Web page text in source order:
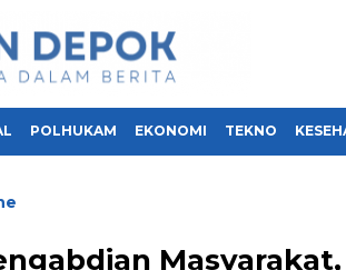
POLHUKAM EKONOMI TEKNO